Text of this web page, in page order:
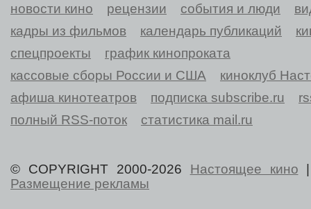
новости кино рецензии события и люди
кадры из фильмов
календарь публикаций
спецпроекты
график кинопроката
кассовые сборы России и США
киноклуб
афиша кинотеатров
подписка subscribe.ru
полный RSS-поток
статистика mail.ru
© COPYRIGHT 2000-2026 Настоящее кино
Размещение рекламы